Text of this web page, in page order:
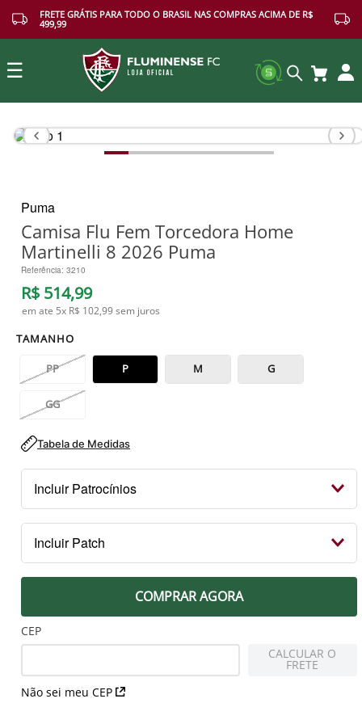
FRETE GRÁTIS PARA TODO O BRASIL NAS COMPRAS ACIMA DE R$
499,99
☰
Buscar
Puma
Camisa Flu Fem Torcedora Home
Martinelli 8 2026 Puma
Referência: 3210
R$ 514,99
em ate 5x R$ 102,99sem juros
TAMANHO
PP P M G
GG
Tabela de Medidas
Incluir Patrocínios
Kit Patrocínios
R$ 119,99
Incluir Patch
Patch Campeão 2023 Libertadores
MANGA DIREITA
COMPRAR AGORA
CEP
Não sei meu CEP
CALCULAR O
FRETE